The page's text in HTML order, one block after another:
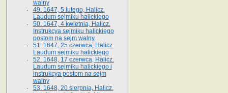
walny
49. 1647, 5 lutego, Halicz.
Laudum sejmiku halickiego
50. 1647, 4 kwietnia, Halicz.
Instrukcya sejmiku halickiego
postom na sejm walny
51. 1647, 25 czerwca, Halicz.
Laudum sejmiku halickiego
52. 1648, 17 czerwca, Halicz.
Laudum sejmiku halickiego i
instrukcya postom na sejm
walny
53. 1648, 20 sierpnia, Halicz.